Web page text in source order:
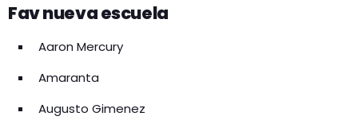
Fav nueva escuela
Aaron Mercury
Amaranta
Augusto Gimenez